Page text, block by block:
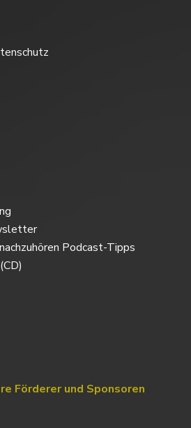
Podcast-Tipps
Förderer und Sponsoren